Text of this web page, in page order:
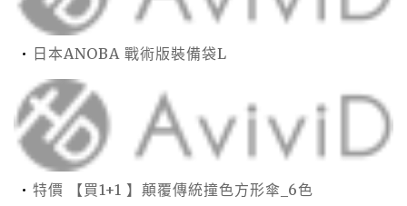
日本ANOBA 戰術版裝備袋L
特價 【買1+1 】顛覆傳統撞色方形傘_6色